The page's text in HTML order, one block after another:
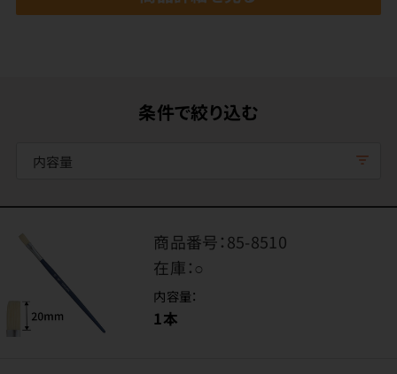
条件で絞り込む
内容量
商品番号：85-8510
在庫：○
内容量：
1本